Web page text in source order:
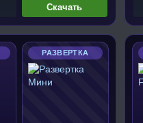
Скачать
РАЗВЕРТКА